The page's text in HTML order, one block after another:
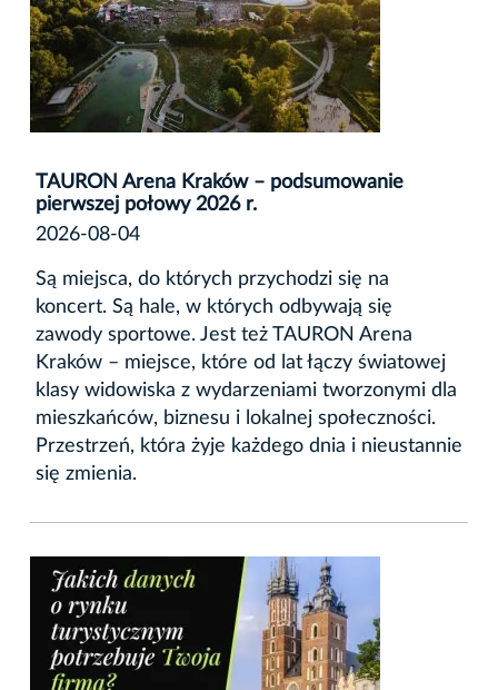
TAURON Arena Kraków – podsumowanie
pierwszej połowy 2026 r.
2026-08-04
Są miejsca, do których przychodzi się na
koncert. Są hale, w których odbywają się
zawody sportowe. Jest też TAURON Arena
Kraków – miejsce, które od lat łączy światowej
klasy widowiska z wydarzeniami tworzonymi dla
mieszkańców, biznesu i lokalnej społeczności.
Przestrzeń, która żyje każdego dnia i nieustannie
się zmienia.